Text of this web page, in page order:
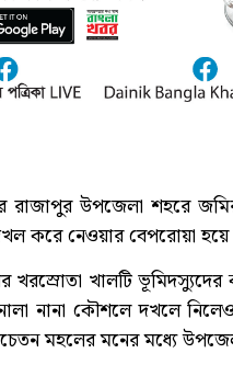
রাজাপুর উপজেলা শহরে
করে নেওয়ার বেপরোয়া হয়ে
খালটি
নানা কৌশলে দখলে
মহলের মনের মধ্যে